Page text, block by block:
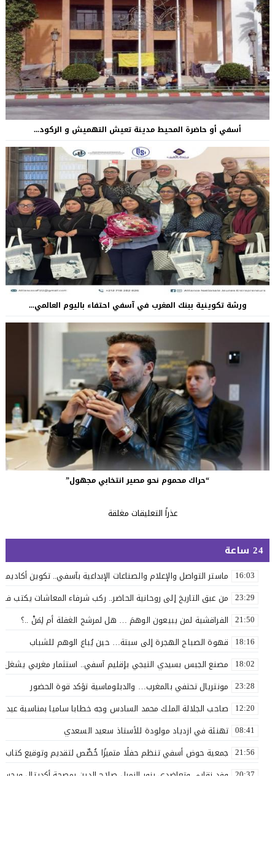
أسفي أو حاضرة المحيط مدينة تعيش التهميش و الركود...
ورشة تكوينية ببنك المغرب في آسفي احتفاء باليوم العالمي...
“حراك محموم نحو مصير انتخابي مجهول”
عذراً التعليقات مغلقة
24 ساعة
16:03 ماستر التواصل والإعلام والصناعات الإبداعية بآسفي.. تكوين
23:29 من عبق التاريخ إلى روحانية الحاضر.. ركب شرفاء المعاشات يكتب
21:50 الفراقشية لمن يبيعون الوهمَ … هل لمرشح الغفلة أم لِمَنْ ..؟
18:16 قهوة الصباح الهجرة إلى سبتة… حين يُباع الوهم للشباب
18:02 مصنع الجبس بسيدي التيجي بإقليم آسفي.. استثمار مغربي يشغل 110 عاملاً
23:28 مونتريال تحتفي بالمغرب… والدبلوماسية تؤكد قوة الحضور
12:20 صاحب الجلالة الملك محمد السادس وجه خطابا ساميا بمناسبة عيد
08:41 تهنئة في ازدياد مولودة للأستاذ سعيد السعدي
21:56 جمعية حوض أسفي تنظم حفلًا متميزًا خُصِّص لتقديم وتوقيع كتاب
20:37 وفد نقابي وتعاضدي يزور الزميل صلاح الدين بمصحة أكديتال ويجسد